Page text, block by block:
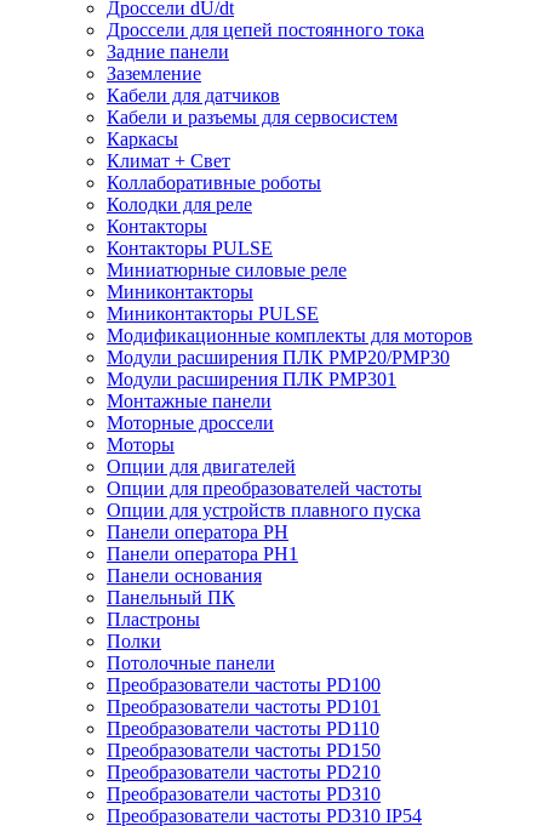
Дроссели dU/dt
Дроссели для цепей постоянного тока
Задние панели
Заземление
Кабели для датчиков
Кабели и разъемы для сервосистем
Каркасы
Климат + Свет
Коллаборативные роботы
Колодки для реле
Контакторы
Контакторы PULSE
Миниатюрные силовые реле
Миниконтакторы
Миниконтакторы PULSE
Модификационные комплекты для моторов
Модули расширения ПЛК PMP20/PMP30
Модули расширения ПЛК PMP301
Монтажные панели
Моторные дроссели
Моторы
Опции для двигателей
Опции для преобразователей частоты
Опции для устройств плавного пуска
Панели оператора PH
Панели оператора PH1
Панели основания
Панельный ПК
Пластроны
Полки
Потолочные панели
Преобразователи частоты PD100
Преобразователи частоты PD101
Преобразователи частоты PD110
Преобразователи частоты PD150
Преобразователи частоты PD210
Преобразователи частоты PD310
Преобразователи частоты PD310 IP54